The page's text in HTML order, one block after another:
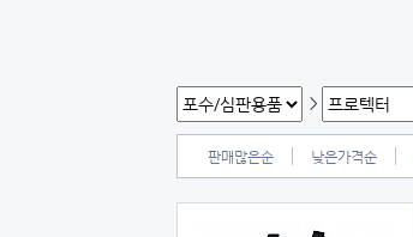
>
판매많은순 낮은가격순